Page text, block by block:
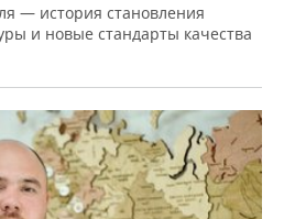
— история становления
и новые стандарты качества